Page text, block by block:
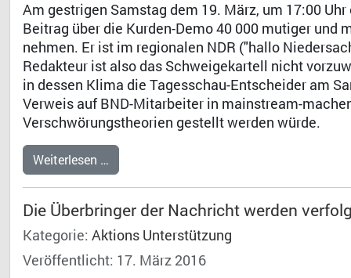
Am gestrigen Samstag dem 19. März, um 17:00
Beitrag über die Kurden-Demo 40 000 mutiger und
nehmen. Er ist im regionalen NDR ("hallo
Redakteur ist also das Schweigekartell nicht
in dessen Klima die Tagesschau-Entscheider am
Verweis auf BND-Mitarbeiter in mainstream-
Verschwörungstheorien gestellt werden würde.
Weiterlesen …
Die Überbringer der Nachricht werden
Kategorie: Aktions Unterstützung
Veröffentlicht: 17. März 2016